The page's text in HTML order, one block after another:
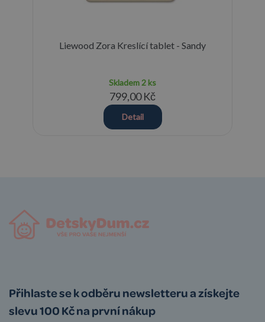
Liewood Zora Kreslící tablet - Sandy
Skladem 2 ks
799,00 Kč
Detail
Přihlaste se k odběru newsletteru a získejte
slevu 100 Kč na první nákup